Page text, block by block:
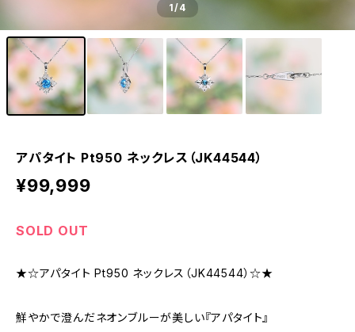
1/4
アパタイト Pt950 ネックレス（JK44544）
¥99,999
SOLD OUT
★☆アパタイト Pt950 ネックレス（JK44544）☆★
鮮やかで澄んだネオンブルーが美しい『アパタイト』